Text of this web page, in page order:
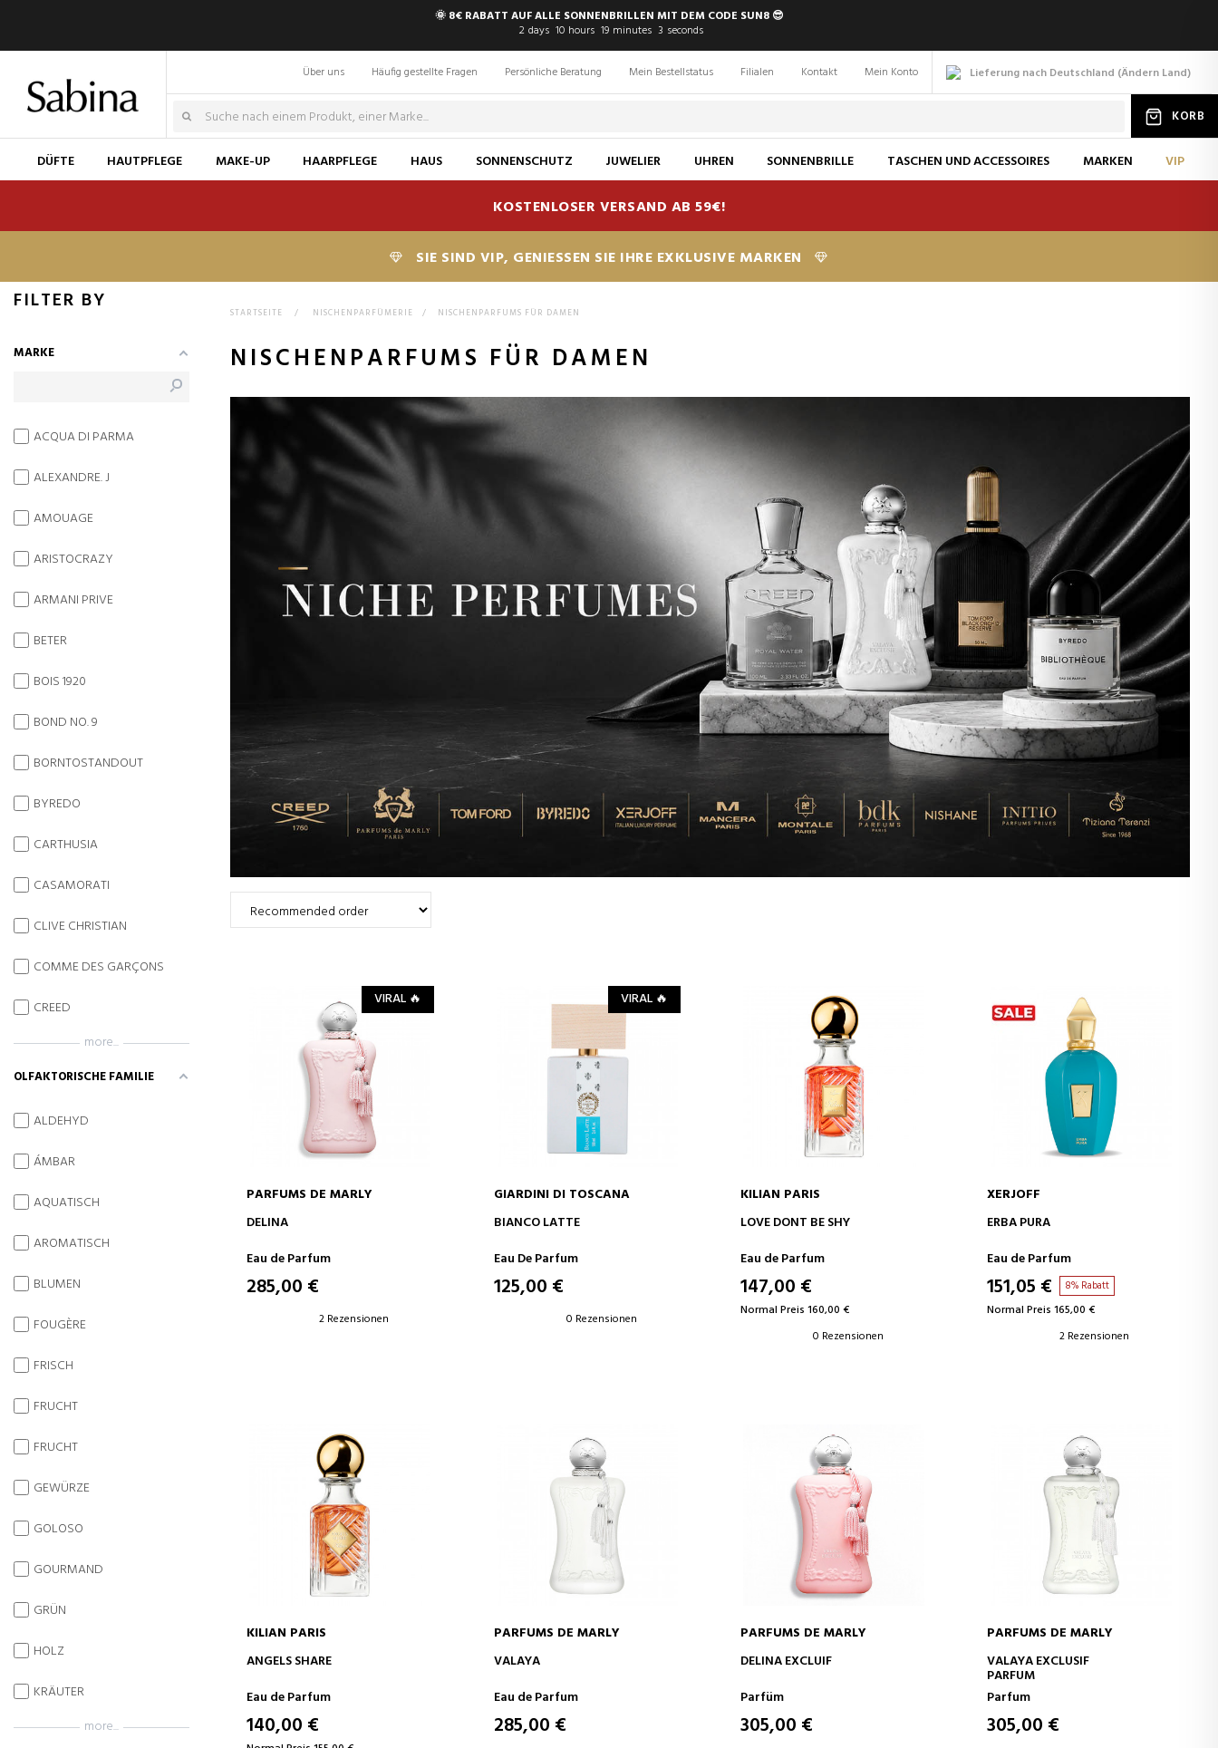
🌞 8€ RABATT AUF ALLE SONNENBRILLEN MIT DEM CODE SUN8 😎
2 days 10 hours 19 minutes 2 seconds
Lieferung nach Deutschland (Ändern Land)
Über uns Häufig gestellte Fragen Persönliche Beratung Mein Bestellstatus Filialen Kontakt Mein Konto
KORB
DÜFTE HAUTPFLEGE MAKE-UP HAARPFLEGE HAUS SONNENSCHUTZ JUWELIER UHREN SONNENBRILLE TASCHEN UND ACCESSOIRES MARKEN VIP
KOSTENLOSER VERSAND AB 59€!
SIE SIND VIP, GENIESSEN SIE IHRE EXKLUSIVE MARKEN
STARTSEITE > NISCHENPARFÜMERIE > NISCHENPARFUMS FÜR DAMEN
NISCHENPARFUMS FÜR DAMEN
VIRAL 🔥
IN DEN WARENKORB
PARFUMS DE MARLY
DELINA
Eau de Parfum
285,00 €
2 Rezensionen
VIRAL 🔥
IN DEN WARENKORB
GIARDINI DI TOSCANA
BIANCO LATTE
Eau De Parfum
125,00 €
0 Rezensionen
IN DEN WARENKORB
KILIAN PARIS
LOVE DONT BE SHY
Eau de Parfum
147,00 €
Normal Preis 160,00 €
0 Rezensionen
IN DEN WARENKORB
XERJOFF
ERBA PURA
Eau de Parfum
151,05 € 8% Rabatt
Normal Preis 165,00 €
2 Rezensionen
IN DEN WARENKORB
KILIAN PARIS
ANGELS SHARE
Eau de Parfum
140,00 €
IN DEN WARENKORB
PARFUMS DE MARLY
VALAYA
Eau de Parfum
285,00 €
IN DEN WARENKORB
PARFUMS DE MARLY
DELINA EXCLUIF
Parfüm
305,00 €
IN DEN WARENKORB
PARFUMS DE MARLY
VALAYA EXCLUSIF
PARFUM
Parfum
305,00 €
FILTER BY
MARKE
ACQUA DI PARMA
ALEXANDRE. J
AMOUAGE
ARISTOCRAZY
ARMANI PRIVE
BETER
BOIS 1920
BOND NO. 9
BORNTOSTANDOUT
BYREDO
CARTHUSIA
CASAMORATI
CLIVE CHRISTIAN
COMME DES GARÇONS
CREED
more...
OLFAKTORISCHE FAMILIE
ALDEHYD
ÁMBAR
AQUATISCH
AROMATISCH
BLUMEN
FOUGÈRE
FRISCH
FRUCHT
FRUCHT
GEWÜRZE
GOLOSO
GOURMAND
GRÜN
HOLZ
KRÄUTER
more...